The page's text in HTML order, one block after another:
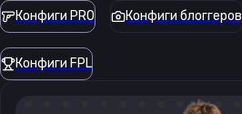
Конфиги PRO Конфиги блоггеров
Конфиги FPL